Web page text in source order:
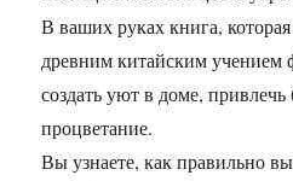
В ваших руках книга,
древним китайским
создать уют в доме,
процветание.
Вы узнаете, как правильно